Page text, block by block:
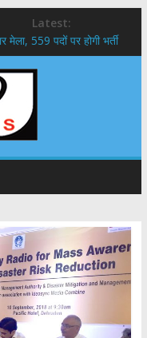
Latest:
559 पदों पर होगी भर्ती
संरचना होगी सुदृढ,उच्च
मंत्री से की मुलाकात
में एनसीसी के
महत्वपूर्ण चर्चा
लिए 25 बड़े प्रस्तावों को मिली
निस्तारण